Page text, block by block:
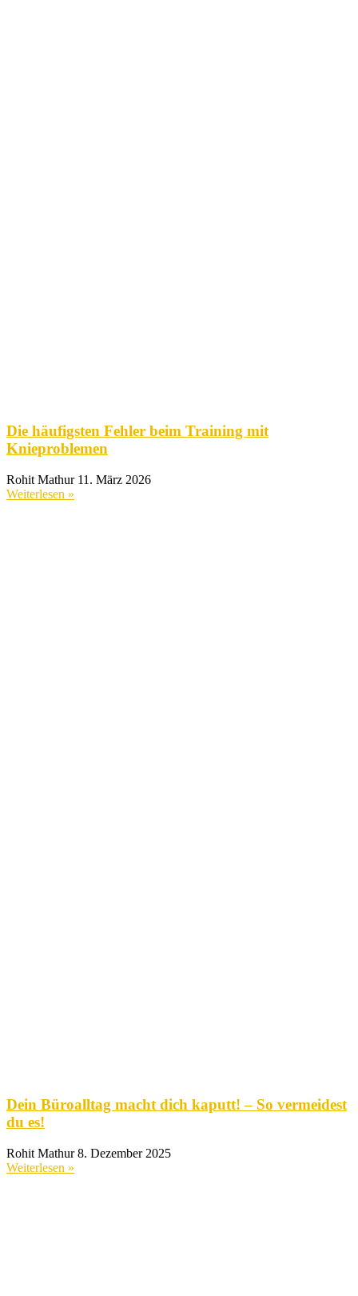
Die häufigsten Fehler beim Training mit
Knieproblemen
Rohit Mathur 11. März 2026
Weiterlesen »
Dein Büroalltag macht dich kaputt! – So vermeidest
du es!
Rohit Mathur8. Dezember 2025
Weiterlesen »